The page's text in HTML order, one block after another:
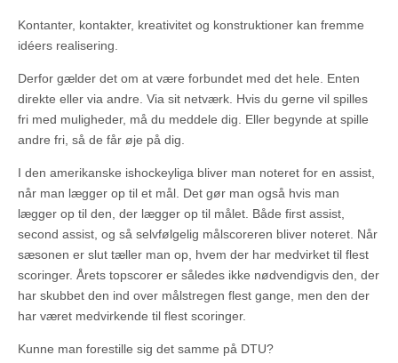
Kontanter, kontakter, kreativitet og konstruktioner kan fremme
idéers realisering.
Derfor gælder det om at være forbundet med det hele. Enten
direkte eller via andre. Via sit netværk. Hvis du gerne vil spilles
fri med muligheder, må du meddele dig. Eller begynde at spille
andre fri, så de får øje på dig.
I den amerikanske ishockeyliga bliver man noteret for en assist,
når man lægger op til et mål. Det gør man også hvis man
lægger op til den, der lægger op til målet. Både first assist,
second assist, og så selvfølgelig målscoreren bliver noteret. Når
sæsonen er slut tæller man op, hvem der har medvirket til flest
scoringer. Årets topscorer er således ikke nødvendigvis den, der
har skubbet den ind over målstregen flest gange, men den der
har været medvirkende til flest scoringer.
Kunne man forestille sig det samme på DTU?